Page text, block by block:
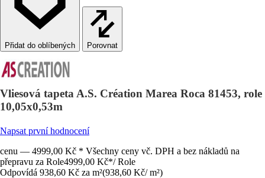
Porovnat
Vliesová tapeta A.S. Création Marea Roca 81453, role
10,05x0,53m
Napsat první hodnocení
cenu — 4999,00 Kč * Všechny ceny vč. DPH a bez nákladů na
přepravu za Role4999,00 Kč*/ Role
Odpovídá 938,60 Kč za m²(938,60 Kč/ m²)